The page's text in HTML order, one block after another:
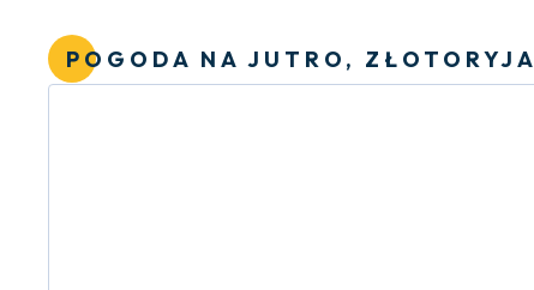
POGODA NA JUTRO, ZŁOTORYJA